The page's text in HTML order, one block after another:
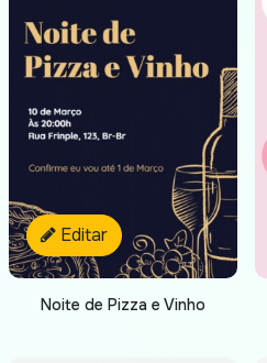
Editar
Noite de Pizza e Vinho